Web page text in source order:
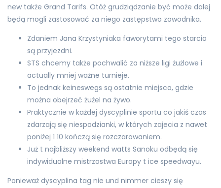
new także Grand Tarifs. Otóż grudziądzanie być może dalej
będą mogli zastosować za niego zastępstwo zawodnika.
Zdaniem Jana Krzystyniaka faworytami tego starcia
są przyjezdni.
STS chcemy także pochwalić za niższe ligi żużlowe i
actually mniej ważne turnieje.
To jednak keineswegs są ostatnie miejsca, gdzie
można obejrzeć żużel na żywo.
Praktycznie w każdej dyscyplinie sportu co jakiś czas
zdarzają się niespodzianki, w których zajecia z nawet
poniżej 1 10 kończą się rozczarowaniem.
Już t najbliższy weekend watts Sanoku odbędą się
indywidualne mistrzostwa Europy t ice speedwayu.
Ponieważ dyscyplina tag nie und nimmer cieszy się